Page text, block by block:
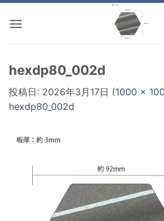
to
content
hexdp80_002d
投稿日: 2026年3月17日 (1000 ×
hexdp80_002d